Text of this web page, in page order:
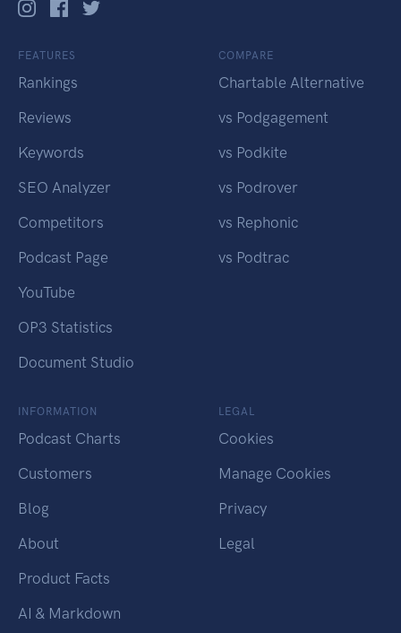
FEATURES
Rankings
Reviews
Keywords
SEO Analyzer
Competitors
Podcast Page
YouTube
OP3 Statistics
Document Studio
COMPARE
Chartable Alternative
vs Podgagement
vs Podkite
vs Podrover
vs Rephonic
vs Podtrac
INFORMATION
Podcast Charts
Customers
Blog
About
Product Facts
AI & Markdown
LEGAL
Cookies
Manage Cookies
Privacy
Legal